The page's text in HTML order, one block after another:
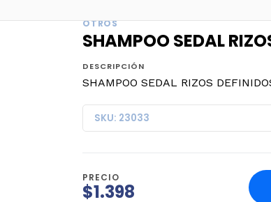
OTROS
SHAMPOO SEDAL
DESCRIPCIÓN
SHAMPOO SEDAL RIZOS
SKU: 23033
PRECIO
$1.398